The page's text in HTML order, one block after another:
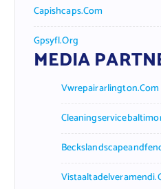
Capishcaps.com
Gpsyfl.org
MEDIA
Vwrepairarlington.com